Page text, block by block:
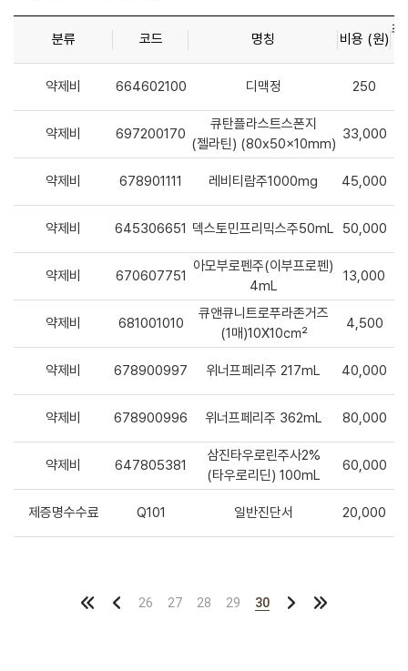
분류 코드 명칭 비용 (원)
최
약제비 664602100 디맥정 250
약제비 697200170
큐탄플라스트스폰지
(젤라틴) (80x50x10mm)
33,000
약제비 678901111 레비티람주1000mg 45,000
약제비 645306651 덱스토민프리믹스주50mL 50,000
약제비 670607751
아모부로펜주(이부프로펜)
4mL
13,000
약제비 681001010
큐앤큐니트로푸라존거즈
(1매)10X10㎠
4,500
약제비 678900997 위너프페리주 217mL 40,000
약제비 678900996 위너프페리주 362mL 80,000
약제비 647805381
삼진타우로린주사2%
(타우로리딘) 100mL
60,000
제증명수수료 Q101 일반진단서 20,000
26 27 28 29 30